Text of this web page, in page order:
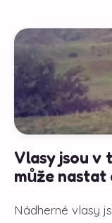
Vlasy jsou v
může nastat
Nádherné vlasy